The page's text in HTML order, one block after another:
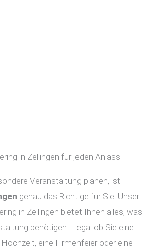
in Zellingen für jeden Anlass
Veranstaltung planen, ist
genau das Richtige für Sie! Unser
in Zellingen bietet Ihnen alles, was
benötigen – egal ob Sie eine
eine Firmenfeier oder eine